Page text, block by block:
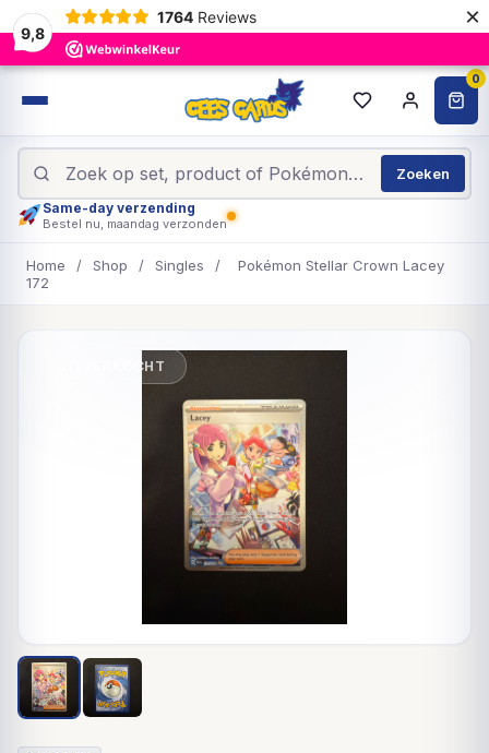
9,8
1764 Reviews ×
0
Zoeken
Same-day verzending
Bestel nu, maandag verzonden
Home / Shop / Singles /
Pokémon Stellar Crown Lacey
172
UITVERKOCHT